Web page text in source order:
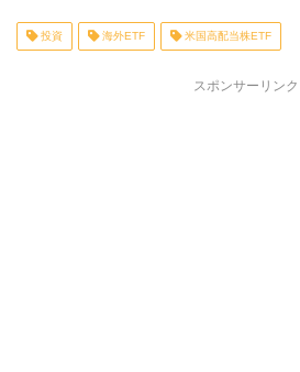
投資 海外ETF 米国高配当株ETF
スポンサーリンク